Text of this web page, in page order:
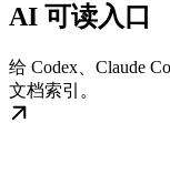
AI 可读入口
给 Codex、Claude
文档索引。